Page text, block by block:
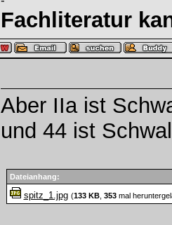
Fachliteratur
Aber IIa ist
und 44 ist
Dateianhang:
spitz_1.jpg (133 KB, 353mal